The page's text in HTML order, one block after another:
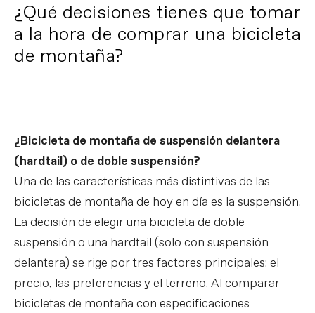
¿Qué decisiones tienes que tomar
a la hora de comprar una bicicleta
de montaña?
¿Bicicleta de montaña de suspensión delantera
(hardtail) o de doble suspensión?
Una de las características más distintivas de las
bicicletas de montaña de hoy en día es la suspensión.
La decisión de elegir una bicicleta de doble
suspensión o una hardtail (solo con suspensión
delantera) se rige por tres factores principales: el
precio, las preferencias y el terreno. Al comparar
bicicletas de montaña con especificaciones